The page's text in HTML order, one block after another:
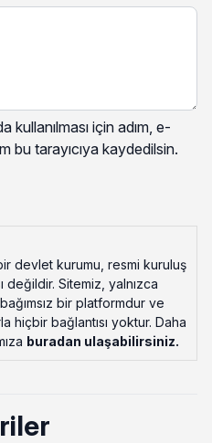
kullanılması için adım, e-
bu tarayıcıya kaydedilsin.
devlet kurumu, resmi kuruluş
değildir. Sitemiz, yalnızca
bir platformdur ve
hiçbir bağlantısı yoktur. Daha
buradan ulaşabilirsiniz.